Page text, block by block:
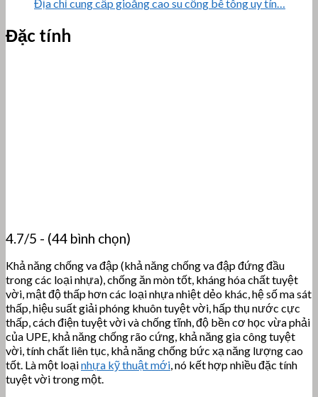
Địa chỉ cung cấp gioăng cao su cống bê tông uy tín…
Đặc tính
4.7/5 - (44 bình chọn)
Khả năng chống va đập (khả năng chống va đập đứng đầu
trong các loại nhựa), chống ăn mòn tốt, kháng hóa chất tuyệt
vời, mật độ thấp hơn các loại nhựa nhiệt dẻo khác, hệ số ma sát
thấp, hiệu suất giải phóng khuôn tuyệt vời, hấp thụ nước cực
thấp, cách điện tuyệt vời và chống tĩnh, độ bền cơ học vừa phải
của UPE, khả năng chống rão cứng, khả năng gia công tuyệt
vời, tính chất liên tục, khả năng chống bức xạ năng lượng cao
tốt. Là một loạinhựa kỹ thuật mới, nó kết hợp nhiều đặc tính
tuyệt vời trong một.